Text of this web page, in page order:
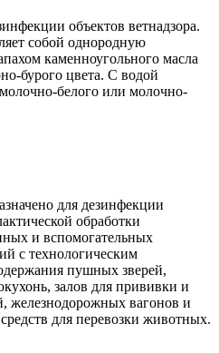
объектов ветнадзора.
собой однородную
каменноугольного масла
бурого цвета. С водой
белого или молочно-
для дезинфекции
обработки
и вспомогательных
с технологическим
пушных зверей,
залов для прививки и
железнодорожных вагонов и
для перевозки животных.